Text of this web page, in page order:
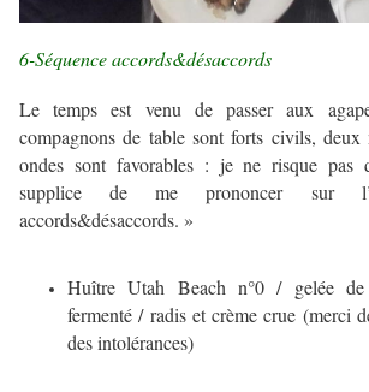
6-Séquence accords&désaccords
Le temps est venu de passer aux
compagnons de table sont forts civils, deux
ondes sont favorables : je ne risque pas
supplice de me prononcer sur
accords&désaccords. »
Huître Utah Beach n°0 / gelée
fermenté / radis et crème crue (merci
des intolérances)